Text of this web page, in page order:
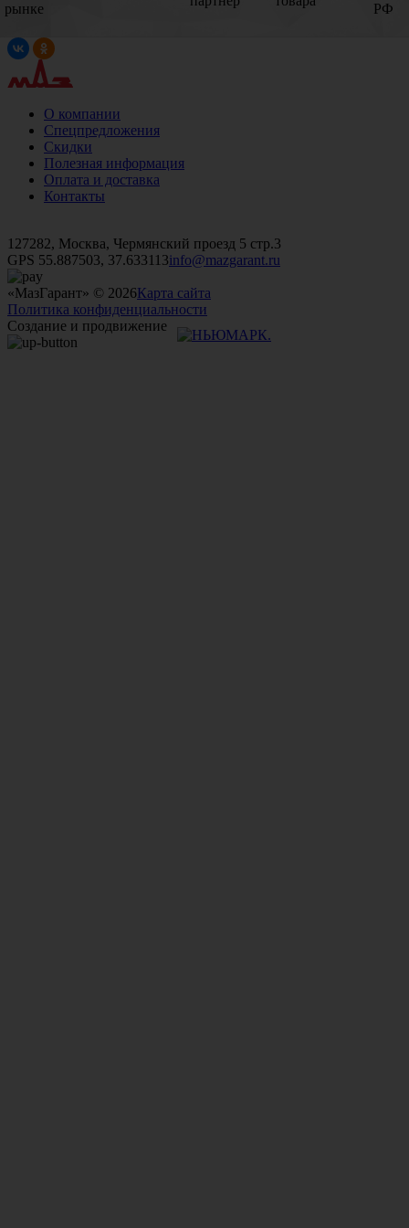
рынке РФ
О компании
Спецпредложения
Скидки
Полезная информация
Оплата и доставка
Контакты
127282, Москва, Чермянский проезд 5 стр.3
GPS 55.887503, 37.633113info@mazgarant.ru
«МазГарант» © 2026Карта сайта
Политика конфиденциальности
Создание и продвижение